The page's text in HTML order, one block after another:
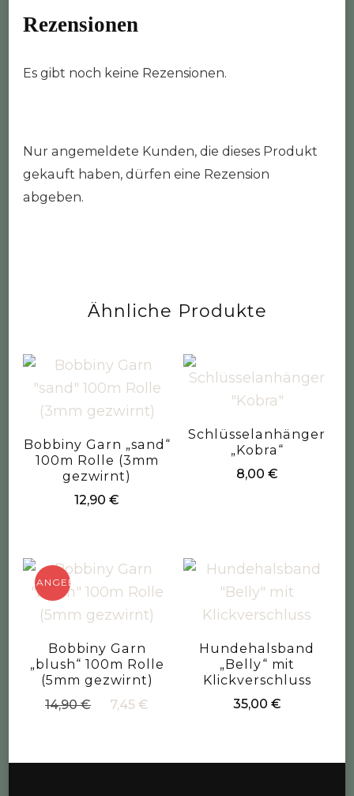
Rezensionen
Es gibt noch keine Rezensionen.
Nur angemeldete Kunden, die dieses Produkt
gekauft haben, dürfen eine Rezension
abgeben.
Ähnliche Produkte
Bobbiny Garn „sand“
100m Rolle (3mm
gezwirnt)
12,90€
Schlüsselanhänger
„Kobra“
8,00 €
ANGEBOT!
Bobbiny Garn
„blush“ 100m Rolle
(5mm gezwirnt)
14,90€
Ursprünglicher
7,45€
Hundehalsband
„Belly“ mit
Klickverschluss
35,00 €